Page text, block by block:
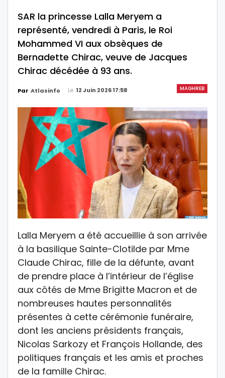
SAR la princesse Lalla Meryem a
représenté, vendredi à Paris, le Roi
Mohammed VI aux obsèques de
Bernadette Chirac, veuve de Jacques
Chirac décédée à 93 ans.
MAGHREB
Par Atlasinfo Le 12 Juin 2026 17:58
Lalla Meryem a été accueillie à son arrivée
à la basilique Sainte-Clotilde par Mme
Claude Chirac, fille de la défunte, avant
de prendre place à l’intérieur de l’église
aux côtés de Mme Brigitte Macron et de
nombreuses hautes personnalités
présentes à cette cérémonie funéraire,
dont les anciens présidents français,
Nicolas Sarkozy et François Hollande, des
politiques français et les amis et proches
de la famille Chirac.